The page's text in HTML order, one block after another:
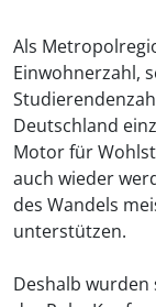
Als
Einwohnerzahl,
Deutschland
Motor für
auch wieder
des Wandels
unterstützen.
Deshalb wurden